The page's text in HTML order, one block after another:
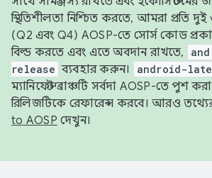
স্থিতিশীলতা নিশ্চিত করতে, আমরা প্রতি দুই
(Q2 এবং Q4) AOSP-তে সোর্স কোড
বিল্ড করতে এবং এতে অবদান রাখতে,
release ব্যবহার করুন। android-
ম্যানিফেস্ট ব্রাঞ্চটি সর্বদা AOSP-তে পুশ
রিলিজটিকে রেফারেন্স করবে। আরও
to AOSP দেখুন।